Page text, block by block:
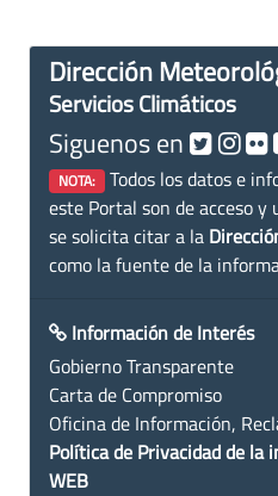
Dirección
Servicios Climáticos
Siguenos en
NOTA: Todos los datos e
este Portal son de acceso
se solicita citar a la
como la fuente de la
Información de Interés
Gobierno Transparente
Carta de Compromiso
Oficina de Información,
Política de Privacidad de la
WEB